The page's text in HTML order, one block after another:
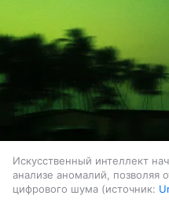
Искусственный интеллект
анализе аномалий, позволяя
цифрового шума
источник: